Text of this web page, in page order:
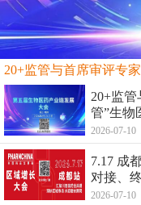
20+监
管”生物
2026-07-10
7.17 成
对接、
2026-07-10